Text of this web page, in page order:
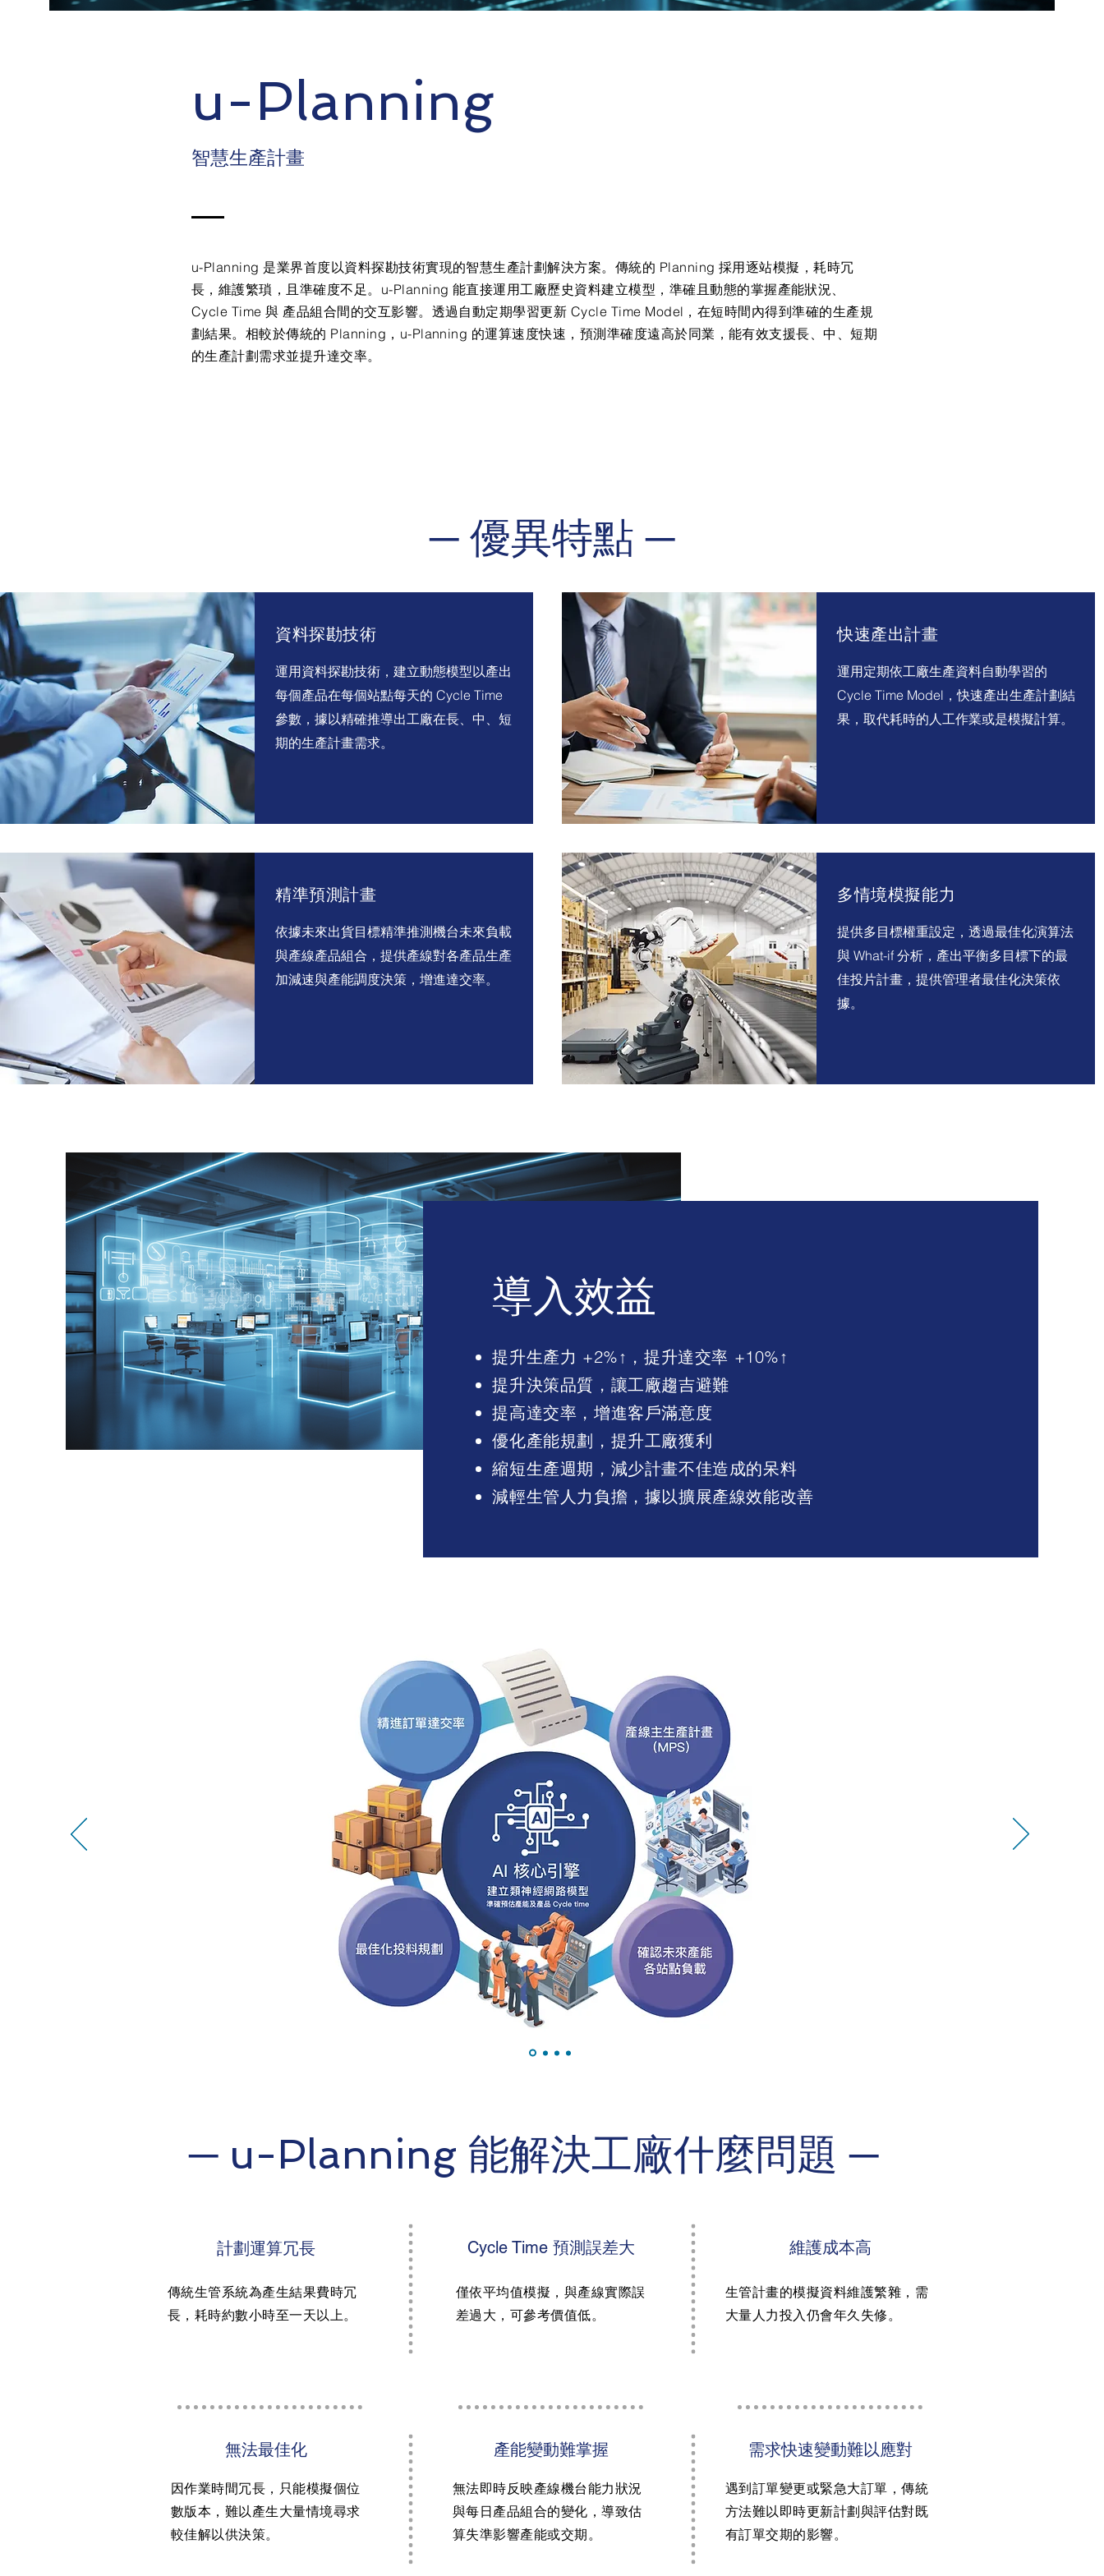
u-Planning
智慧生產計畫
u-Planning 是業界首度以資料探勘技術實現的智慧生產計劃解決方案。傳統的 Planning 採用逐站模擬，耗時冗
長，維護繁瑣，且準確度不足。u-Planning 能直接運用工廠歷史資料建立模型，準確且動態的掌握產能狀況、
Cycle Time 與 產品組合間的交互影響。透過自動定期學習更新 Cycle Time Model，在短時間內得到準確的生產規
劃結果。相較於傳統的 Planning，u-Planning 的運算速度快速，預測準確度遠高於同業，能有效支援長、中、短期
的生產計劃需求並提升達交率。
─ 優異特點 ─
資料探勘技術
運用資料探勘技術，建立動態模型以產出
每個產品在每個站點每天的 Cycle Time
參數，據以精確推導出工廠在長、中、短
期的生產計畫需求。
精準預測計畫
依據未來出貨目標精準推測機台未來負載
與產線產品組合，提供產線對各產品生產
加減速與產能調度決策，增進達交率。
快速產出計畫
運用定期依工廠生產資料自動學習的
Cycle Time Model，快速產出生產計劃結
果，取代耗時的人工作業或是模擬計算。
多情境模擬能力
提供多目標權重設定，透過最佳化演算法
與 What-if 分析，產出平衡多目標下的最
佳投片計畫，提供管理者最佳化決策依
據。
導入效益
提升生產力 +2%↑，提升達交率 +10%↑
提升決策品質，讓工廠趨吉避難
提高達交率，增進客戶滿意度
優化產能規劃，提升工廠獲利
縮短生產週期，減少計畫不佳造成的呆料
減輕生管人力負擔，據以擴展產線效能改善
─ u-Planning 能解決工廠什麼問題 ─
計劃運算冗長 Cycle Time 預測誤差大 維護成本高
傳統生管系統為產生結果費時冗
長，耗時約數小時至一天以上。
僅依平均值模擬，與產線實際誤
差過大，可參考價值低。
生管計畫的模擬資料維護繁雜，需
大量人力投入仍會年久失修。
無法最佳化 產能變動難掌握 需求快速變動難以應對
因作業時間冗長，只能模擬個位
數版本，難以產生大量情境尋求
較佳解以供決策。
無法即時反映產線機台能力狀況
與每日產品組合的變化，導致估
算失準影響產能或交期。
遇到訂單變更或緊急大訂單，傳統
方法難以即時更新計劃與評估對既
有訂單交期的影響。